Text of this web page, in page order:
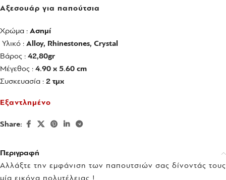
Αξεσουάρ για παπούτσια
Χρώμα : Ασημί
Υλικό : Alloy, Rhinestones, Crystal
Βάρος : 42,80gr
Μέγεθος : 4.90 x 5.60 cm
Συσκευασία : 2 τμχ
Εξαντλημένο
Share:
Περιγραφή
Αλλάξτε την εμφάνιση των παπουτσιών σας δίνοντάς τους
μία εικόνα πολυτέλειας !